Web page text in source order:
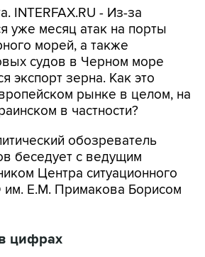
INTERFAX.RU - Из-за
уже месяц атак на порты
морей, а также
судов в Черном море
экспорт зерна. Как это
рынке в целом, на
в частности?
обозреватель
беседует с ведущим
Центра ситуационного
Е.М. Примакова Борисом
цифрах